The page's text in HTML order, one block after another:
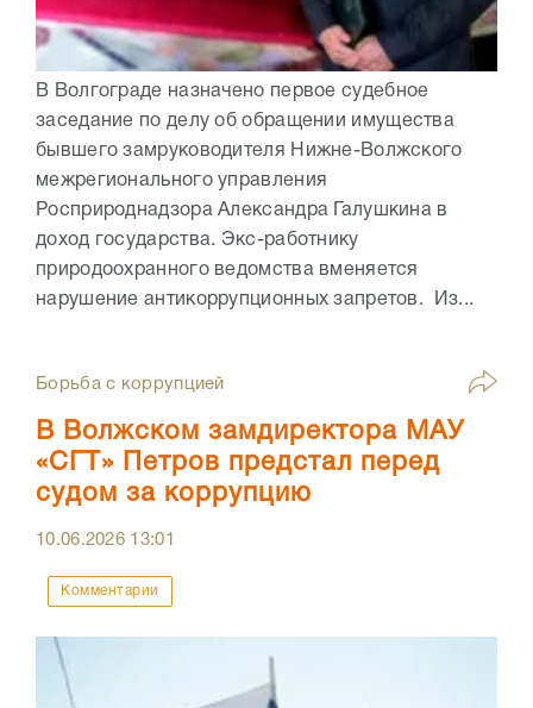
В Волгограде назначено первое судебное
заседание по делу об обращении имущества
бывшего замруководителя Нижне-Волжского
межрегионального управления
Росприроднадзора Александра Галушкина в
доход государства. Экс-работнику
природоохранного ведомства вменяется
нарушение антикоррупционных запретов. Из...
Борьба с коррупцией
В Волжском замдиректора МАУ
«СГТ» Петров предстал перед
судом за коррупцию
10.06.2026 13:01
Комментарии